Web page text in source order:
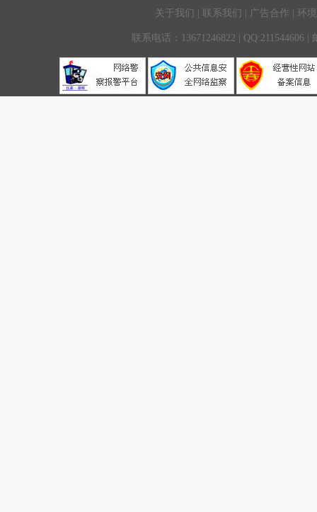
关于我们 | 联系我们 | 广告合作 | 环
联系电话：13671246822 | QQ:211544606 |